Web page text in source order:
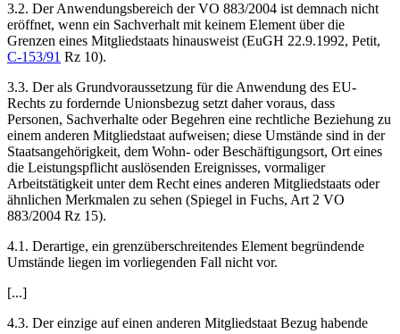
3.2. Der Anwendungsbereich der VO 883/2004 ist demnach nicht
eröffnet, wenn ein Sachverhalt mit keinem Element über die
Grenzen eines Mitgliedstaats hinausweist (EuGH 22.9.1992, Petit,
C-153/91 Rz 10).
3.3. Der als Grundvoraussetzung für die Anwendung des EU-
Rechts zu fordernde Unionsbezug setzt daher voraus, dass
Personen, Sachverhalte oder Begehren eine rechtliche Beziehung zu
einem anderen Mitgliedstaat aufweisen; diese Umstände sind in der
Staatsangehörigkeit, dem Wohn- oder Beschäftigungsort, Ort eines
die Leistungspflicht auslösenden Ereignisses, vormaliger
Arbeitstätigkeit unter dem Recht eines anderen Mitgliedstaats oder
ähnlichen Merkmalen zu sehen (Spiegel in Fuchs, Art 2 VO
883/2004 Rz 15).
4.1. Derartige, ein grenzüberschreitendes Element begründende
Umstände liegen im vorliegenden Fall nicht vor.
[...]
4.3. Der einzige auf einen anderen Mitgliedstaat Bezug habende